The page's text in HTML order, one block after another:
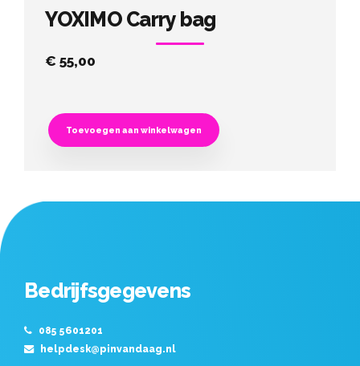
YOXIMO Carry bag
€ 55,00
Toevoegen aan winkelwagen
Bedrijfsgegevens
085 5601201
helpdesk@pinvandaag.nl